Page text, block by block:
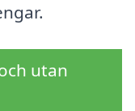
utan